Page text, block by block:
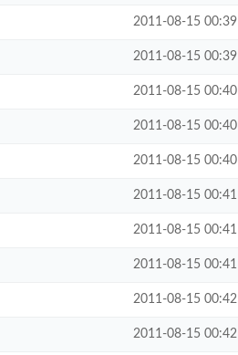
2011-08-15 00:39
2011-08-15 00:39
2011-08-15 00:40
2011-08-15 00:40
2011-08-15 00:40
2011-08-15 00:41
2011-08-15 00:41
2011-08-15 00:41
2011-08-15 00:42
2011-08-15 00:42